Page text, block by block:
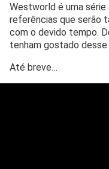
Westworld é uma
referências que serão
com o devido tempo.
tenham gostado
Até breve…